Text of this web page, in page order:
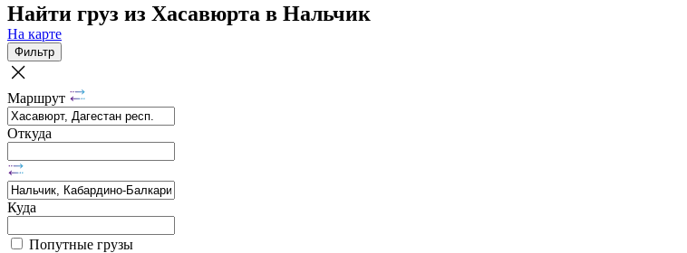
Найти груз из Хасавюрта в Нальчик
На карте
Фильтр
Маршрут
Откуда
Куда
Попутные грузы